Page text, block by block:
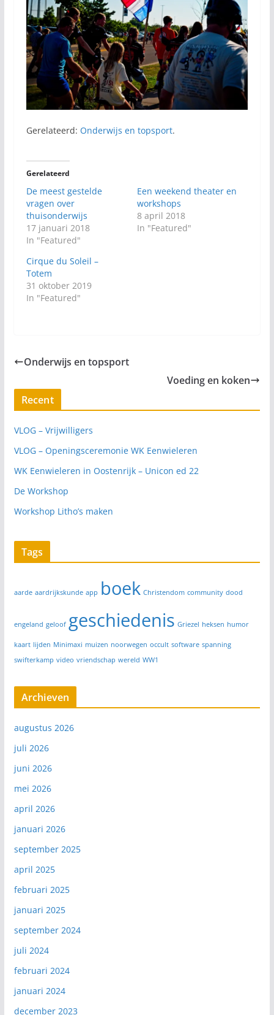
Gerelateerd: Onderwijs en topsport.
Gerelateerd
De meest gestelde
vragen over
thuisonderwijs
17 januari 2018
In "Featured"
Een weekend theater en
workshops
8 april 2018
In "Featured"
Cirque du Soleil –
Totem
31 oktober 2019
In "Featured"
Onderwijs en topsport
Voeding en koken
Recent
VLOG – Vrijwilligers
VLOG – Openingsceremonie WK Eenwieleren
WK Eenwieleren in Oostenrijk – Unicon ed 22
De Workshop
Workshop Litho’s maken
Tags
aarde aardrijkskunde app boek Christendom community dood
engeland geloof geschiedenis Griezel heksen humor
kaart lijden Minimaxi muizen noorwegen occult software spanning
swifterkamp video vriendschap wereld WW1
Archieven
augustus 2026
juli 2026
juni 2026
mei 2026
april 2026
januari 2026
september 2025
april 2025
februari 2025
januari 2025
september 2024
juli 2024
februari 2024
januari 2024
december 2023